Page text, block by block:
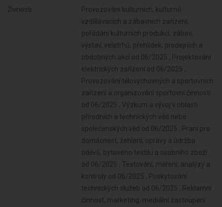
Živnosti: Provozování kulturních, kulturně-vzdělávacích a zábavních zařízení, pořádání kulturních produkcí, zábav, výstav, veletrhů, přehlídek, prodejních a obdobných akcí od 06/2025 , Projektování elektrických zařízení od 06/2025 , Provozování tělovýchovných a sportovních zařízení a organizování sportovní činnosti od 06/2025 , Výzkum a vývoj v oblasti přírodních a technických věd nebo společenských věd od 06/2025 , Praní pro domácnost, žehlení, opravy a údržba oděvů, bytového textilu a osobního zboží od 06/2025 , Testování, měření, analýzy a kontroly od 06/2025 , Poskytování technických služeb od 06/2025 , Reklamní činnost, marketing, mediální zastoupení od 06/2025 , Opravy a údržba potřeb pro domácnost, předmětů kulturní povahy, výrobků jemné mechaniky, optických přístrojů a měřidel od 06/2025 , Návrhářská, designérská, aranžérská činnost a modeling od 06/2025 , Poskytování služeb osobního charakteru a pro osobní hygienu od 06/2025 , Fotografické služby od 06/2025 , Poskytování služeb pro právnické osoby a svěřenské fondy od 06/2025 , Poskytování služeb pro rodinu a domácnost od 06/2025 , Překladatelská a tlumočnická činnost od 06/2025 , Výroba, obchod a služby jinde nezařazené od 06/2025 , Poskytování služeb pro zemědělství, zahradnictví, rybníkářství, lesnictví a myslivost od 06/2025 , Činnost odborného lesního hospodáře a vyhotovování lesních hospodářských plánů a osnov od 06/2025 , Diagnostická, zkušební a poradenská činnost v ochraně rostlin a ošetřování rostlin, rostlinných produktů, objektů a půdy proti škodlivým organismům přípravky na ochranu rostlin nebo biocidními přípravky od 06/2025 , Nakládání s reprodukčním materiálem lesních dřevin od 06/2025 , Chov zvířat a jejich výcvik (s výjimkou živočišné výroby) od 06/2025 , Úprava nerostů, dobývání rašeliny a bahna od 06/2025 , Výroba potravinářských a škrobárenských výrobků od 06/2025 , Výroba krmiv, krmných směsí, doplňkových látek a premixů od 06/2025 , Pěstitelské pálení od 06/2025 , Výroba textilií, textilních výrobků, oděvů a oděvních doplňků od 06/2025 , Výroba a opravy obuvi, brašnářského a sedlářského zboží od 06/2025 , Zpracování dřeva, výroba dřevěných, korkových, proutěných a slaměných výrobků od 06/2025 , Výroba vlákniny, papíru a lepenky a zboží z těchto materiálů od 06/2025 , Vydavatelské činnosti, polygrafická výroba, knihařské a kopírovací práce od 06/2025 , Výroba, rozmnožování, distribuce, prodej, pronájem zvukových a zvukově-obrazových záznamů a výroba nenahraných nosičů údajů a záznamů od 06/2025 , Výroba koksu, surového dehtu a jiných pevných paliv od 06/2025 , Výroba chemických látek a chemických směsí nebo předmětů a kosmetických přípravků od 06/2025 , Výroba hnojiv od 06/2025 , Výroba plastových a pryžových výrobků od 06/2025 , Výroba a zpracování skla od 06/2025 , Výroba stavebních hmot, porcelánových, keramických a sádrových výrobků od 06/2025 , Výroba brusiv a ostatních minerálních nekovových výrobků od 06/2025 , Broušení technického a šperkového kamene od 06/2025 , Výroba a hutní zpracování železa, drahých a neželezných kovů a jejich slitin od 06/2025 , Výroba kovových konstrukcí a kovodělných výrobků od 06/2025 , Umělecko-řemeslné zpracování kovů od 06/2025 , Povrchové úpravy a svařování kovů a dalších materiálů od 06/2025 , Výroba měřicích, zkušebních, navigačních, optických a fotografických přístrojů a zařízení od 06/2025 , Výroba elektronických součástek, elektrických zařízení a výroba a opravy elektrických strojů, přístrojů a elektronických zařízení pracujících na malém napětí od 06/2025 , Výroba neelektrických zařízení pro domácnost od 06/2025 , Výroba strojů a zařízení od 06/2025 , Výroba motorových a přípojných vozidel a karoserií od 06/2025 , Stavba a výroba plavidel od 06/2025 , Výroba, vývoj, projektování, zkoušky, instalace, údržba, opravy, modifikace a konstrukční změny letadel, motorů letadel, vrtulí, letadlových částí a zařízení a leteckých pozemních zařízení od 06/2025 , Výroba drážních hnacích vozidel a drážních vozidel na dráze tramvajové, trolejbusové a lanové a železničního parku od 06/2025